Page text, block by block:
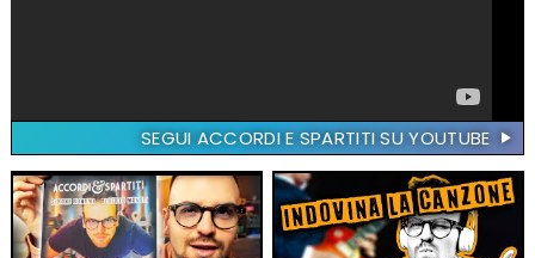
SEGUI ACCORDI E SPARTITI SU YOUTUBE